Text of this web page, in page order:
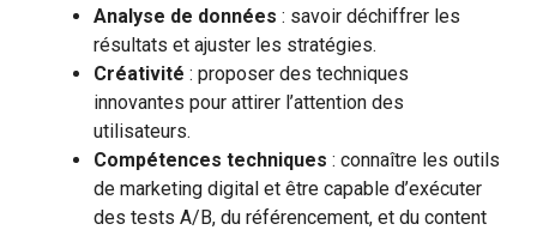
Analyse de données : savoir déchiffrer les
résultats et ajuster les stratégies.
Créativité : proposer des techniques
innovantes pour attirer l’attention des
utilisateurs.
Compétences techniques : connaître les outils
de marketing digital et être capable d’exécuter
des tests A/B, du référencement, et du content